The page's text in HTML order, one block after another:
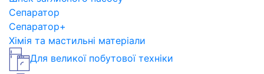
Сепаратор
Сепаратор+
Хімія та мастильні матеріали
Для великої побутової техніки